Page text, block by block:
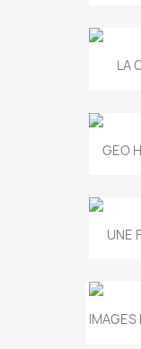
LA
GEO
UNE
IMAGES